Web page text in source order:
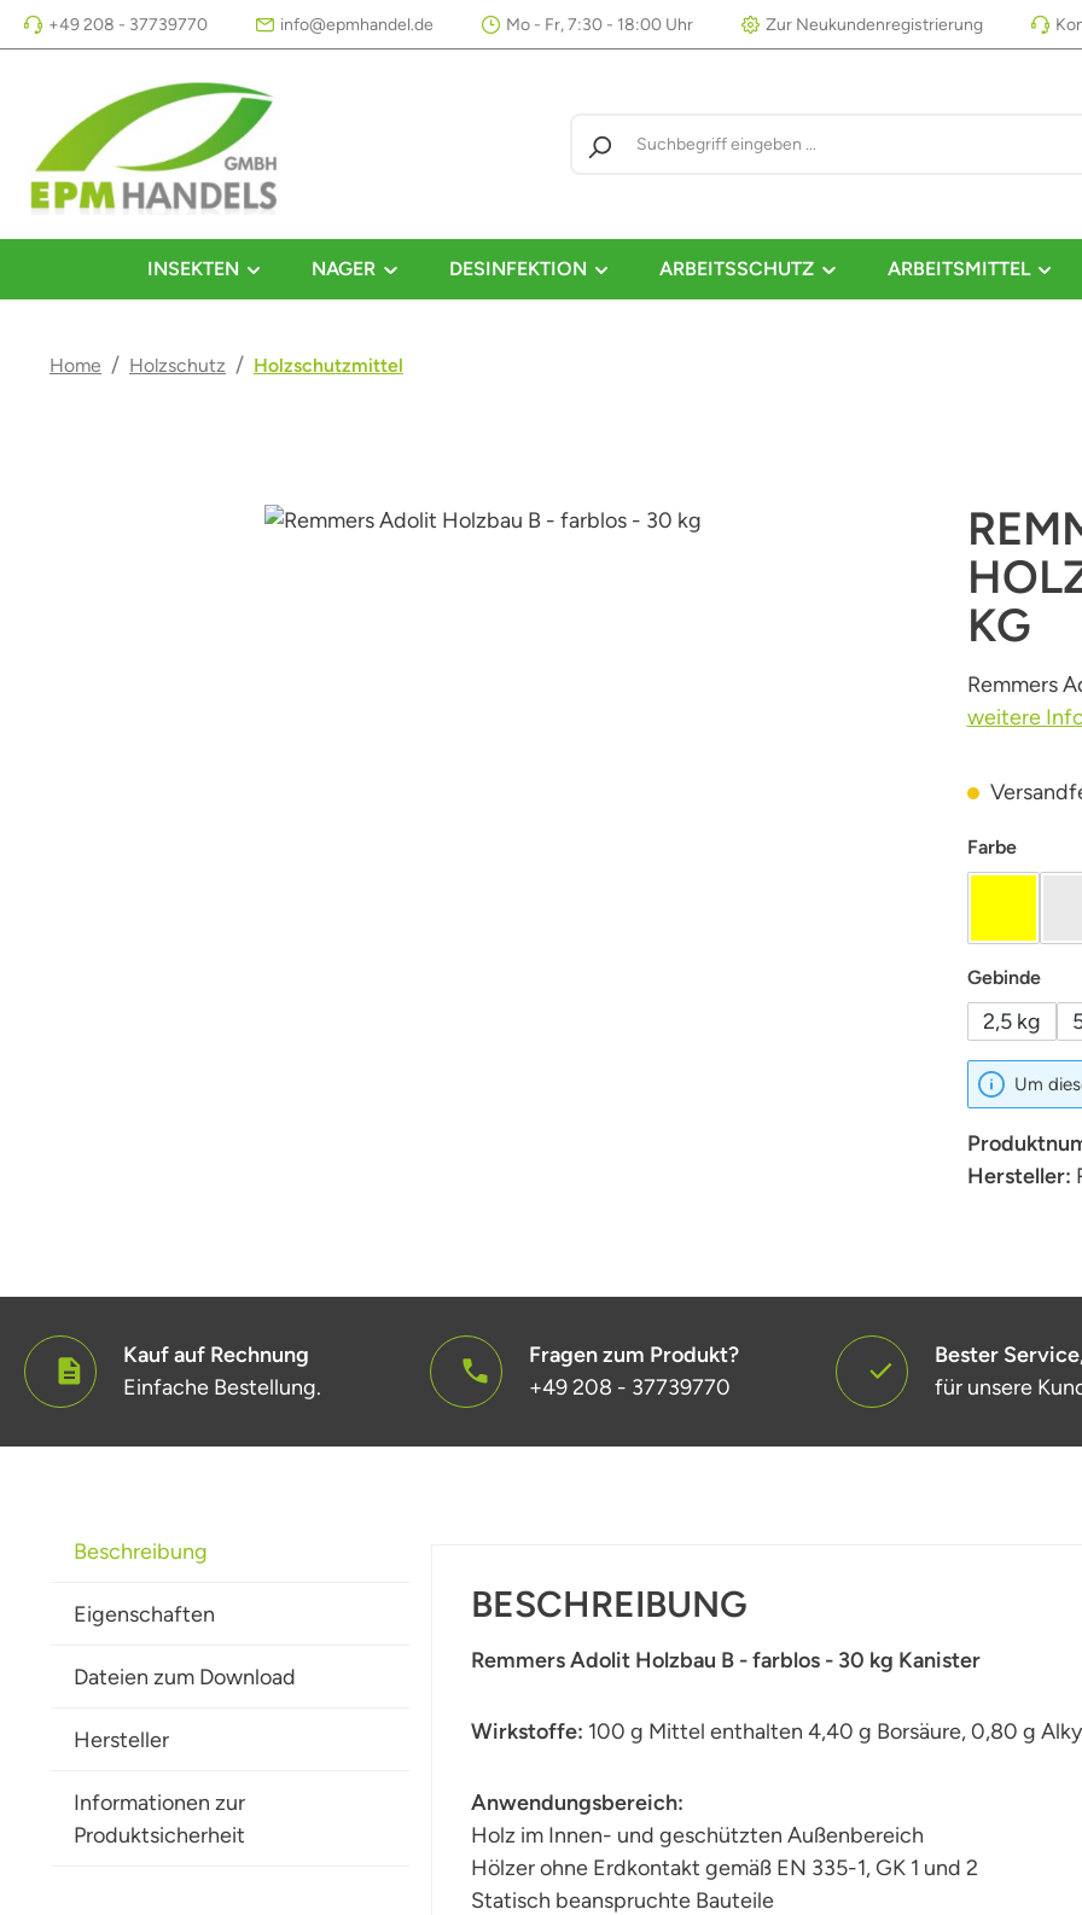
Hauptinhalt springen
Zur Suche springen
Zur Hauptnavigation springen
+49 208 - 37739770 info@epmhandel.de Mo - Fr, 7:30 - 18:00 Uhr Zur Neukundenregistrierung
INSEKTEN NAGER DESINFEKTION ARBEITSSCHUTZ ARBEITSMITTEL
Home / Holzschutz / Holzschutzmittel
Bildergalerie überspringen
KG
Remmers
weitere
Farbe
Gebinde
2,5 kg
Um
Hersteller:
Kauf auf Rechnung
Einfache Bestellung.
Fragen zum Produkt?
+49 208 - 37739770
Bester
für unsere
Beschreibung
Eigenschaften
Dateien zum Download
Hersteller
Informationen zur
Produktsicherheit
BESCHREIBUNG
Remmers Adolit Holzbau B - farblos - 30 kg Kanister
Wirkstoffe: 100 g Mittel enthalten 4,40 g Borsäure, 0,80 g
Anwendungsbereich:
Holz im Innen- und geschützten Außenbereich
Hölzer ohne Erdkontakt gemäß EN 335-1, GK 1 und 2
Statisch beanspruchte Bauteile